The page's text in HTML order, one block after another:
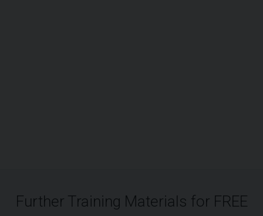
Further Training Materials for FREE